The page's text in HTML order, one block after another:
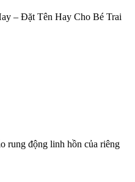
– Đặt Tên Hay Cho Bé Trai
rung động linh hồn của riêng